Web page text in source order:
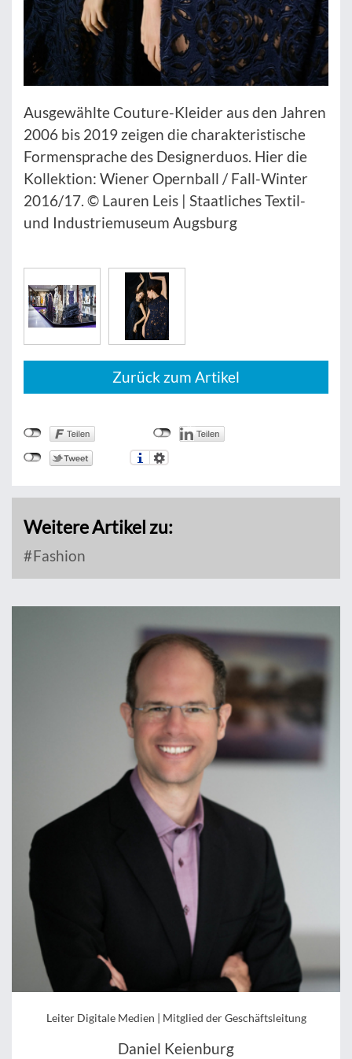
Ausgewählte Couture-Kleider aus den Jahren
2006 bis 2019 zeigen die charakteristische
Formensprache des Designerduos. Hier die
Kollektion: Wiener Opernball / Fall-Winter
2016/17. © Lauren Leis | Staatliches Textil-
und Industriemuseum Augsburg
Zurück zum Artikel
Weitere Artikel zu:
Fashion
Leiter Digitale Medien | Mitglied der Geschäftsleitung
Daniel Keienburg